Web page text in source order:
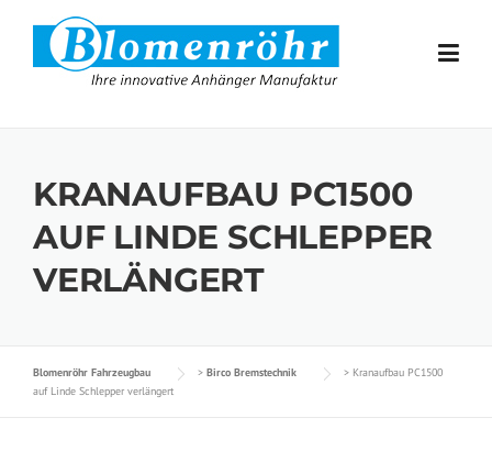
Skip to content
KRANAUFBAU PC1500
AUF LINDE SCHLEPPER
VERLÄNGERT
Blomenröhr Fahrzeugbau > Birco Bremstechnik > Kranaufbau PC1500
auf Linde Schlepper verlängert